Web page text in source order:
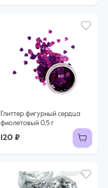
Глиттер фигурный сердца
фиолетовый 0,5 г
120 ₽